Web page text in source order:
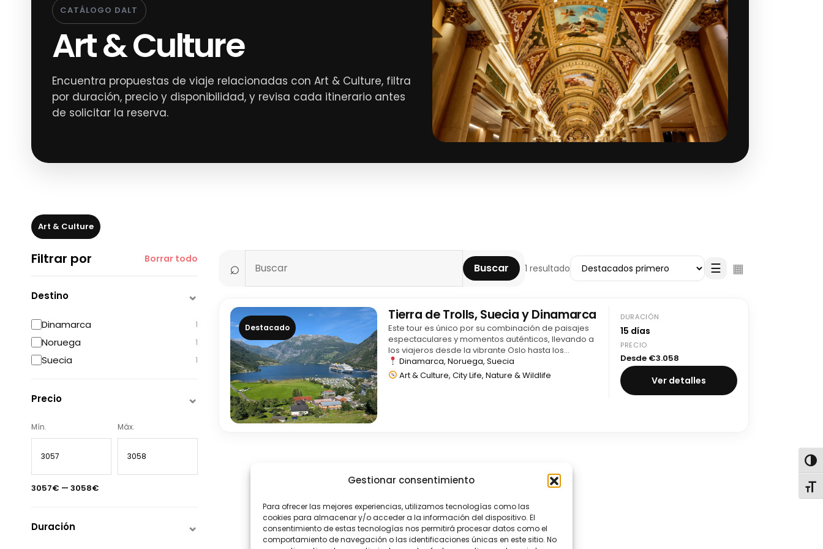
Gestionar consentimiento
Para ofrecer las mejores experiencias, utilizamos tecnologías como las
cookies para almacenar y/o acceder a la información del dispositivo. El
consentimiento de estas tecnologías nos permitirá procesar datos como el
comportamiento de navegación o las identificaciones únicas en este sitio. No
CATÁLOGO DALT
Art & Culture
Encuentra propuestas de viaje relacionadas con Art & Culture, filtra
por duración, precio y disponibilidad, y revisa cada itinerario antes
de solicitar la reserva.
Art & Culture
Filtrar por Borrar todo
Destino
Dinamarca 1
Noruega 1
Suecia 1
Precio
Mín. Máx.
3057€ — 3058€
Duración
Buscar 1 resultado ☰ ▦
Destacado
Tierra de Trolls, Suecia y Dinamarca
Este tour es único por su combinación de paisajes
espectaculares y momentos auténticos, llevando a
los viajeros desde la vibrante Oslo hasta los
rincones más salvajes de Noruega: fiordos
majestuosos como el…
Dinamarca, Noruega, Suecia
Art & Culture, City Life, Nature & Wildlife
DURACIÓN
15 días
PRECIO
Desde €3.058
Ver detalles